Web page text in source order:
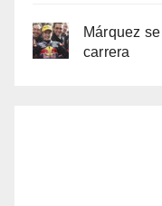
Márquez
carrera